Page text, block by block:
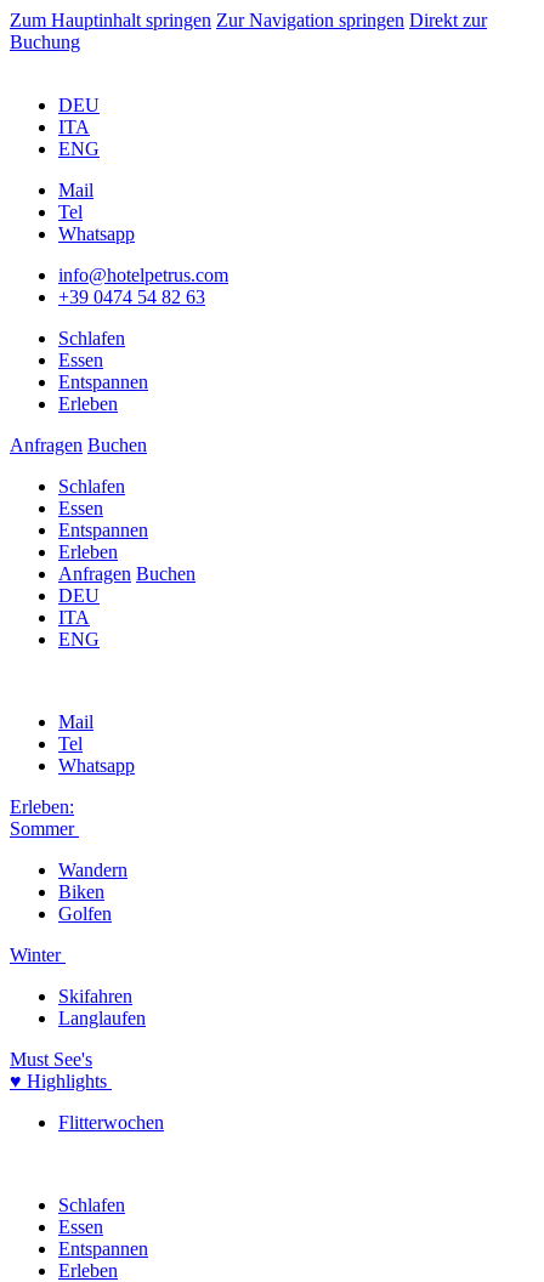
Zum Hauptinhalt springen Zur Navigation springen Direkt zur
Buchung
DEU
ITA
ENG
Mail
Tel
Whatsapp
info@hotelpetrus.com
+39 0474 54 82 63
Schlafen
Essen
Entspannen
Erleben
Anfragen Buchen
Schlafen
Essen
Entspannen
Erleben
Anfragen Buchen
DEU
ITA
ENG
Mail
Tel
Whatsapp
Erleben:
Sommer
Wandern
Biken
Golfen
Winter
Skifahren
Langlaufen
Must See's
♥ Highlights
Flitterwochen
Schlafen
Essen
Entspannen
Erleben